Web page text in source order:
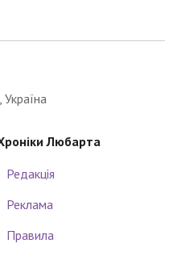
Любарта
Редакція
Реклама
Правила